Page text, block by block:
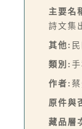
主要名
詩文集
其他:
類別:
作者:
原件與
藏品層